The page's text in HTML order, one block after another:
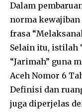
Dalam
norma kewajiban
frasa
Selain itu, istilah
“Jarimah” guna
Aceh Nomor 6
Definisi dan
juga diperjelas